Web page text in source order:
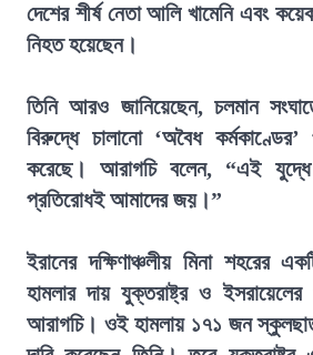
দেশের শীর্ষ নেতা আলি খামেনি এবং
নিহত হয়েছেন।
তিনি আরও জানিয়েছেন, চলমান
বিরুদ্ধে চালানো ‘অবৈধ কর্মকাণ্ডের’
করেছে। আরাগচি বলেন, “এই
প্রতিরোধই আমাদের জয়।”
ইরানের দক্ষিণাঞ্চলীয় মিনা শহরের
হামলার দায় যুক্তরাষ্ট্র ও ইসরায়েলের
আরাগচি। ওই হামলায় ১৭১ জন